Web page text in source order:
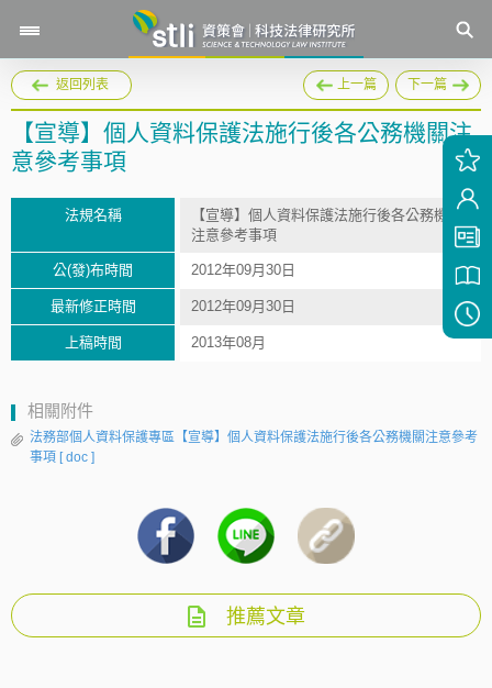
返回列表 上一篇 下一篇
【宣導】個人資料保護法施行後各公務機關注
意參考事項
法規名稱
【宣導】個人資料保護法施行後各公務機關
注意參考事項
公(發)布時間 2012年09月30日
最新修正時間 2012年09月30日
上稿時間 2013年08月
相關附件
法務部個人資料保護專區【宣導】個人資料保護法施行後各公務機關注意參考
事項 [ doc ]
推薦文章